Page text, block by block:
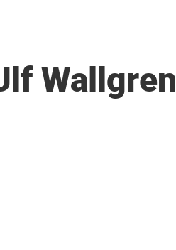
Wallgren